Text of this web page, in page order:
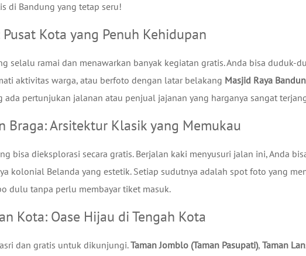
di Bandung yang tetap seru!
Kota yang Penuh Kehidupan
selalu ramai dan menawarkan banyak kegiatan gratis. Anda bisa duduk-
aktivitas warga, atau berfoto dengan latar belakang Masjid Raya
ada pertunjukan jalanan atau penjual jajanan yang harganya sangat
Braga: Arsitektur Klasik yang Memukau
bisa dieksplorasi secara gratis. Berjalan kaki menyusuri jalan ini, Anda
kolonial Belanda yang estetik. Setiap sudutnya adalah spot foto yang
dulu tanpa perlu membayar tiket masuk.
Kota: Oase Hijau di Tengah Kota
dan gratis untuk dikunjungi.Taman Jomblo (Taman Pasupati), Taman